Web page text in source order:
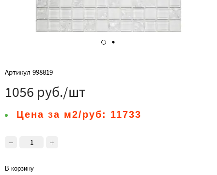
Артикул 998819
1056 руб./шт
Цена за м2/руб: 11733
В корзину